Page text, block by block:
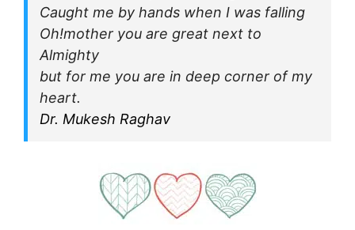
Caught me by hands when I was falling
Oh!mother you are great next to
Almighty
but for me you are in deep corner of my
heart.
Dr. Mukesh Raghav